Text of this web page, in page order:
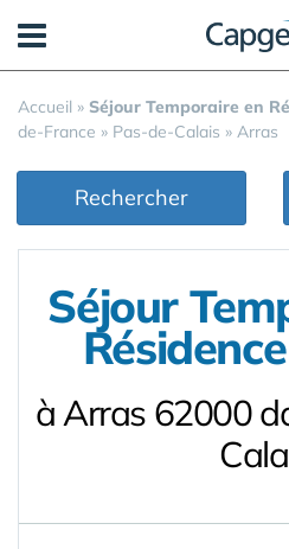
Accueil » Séjour Temporaire en
de-France » Pas-de-Calais » Arras
Rechercher
Séjour
à Arras 62000